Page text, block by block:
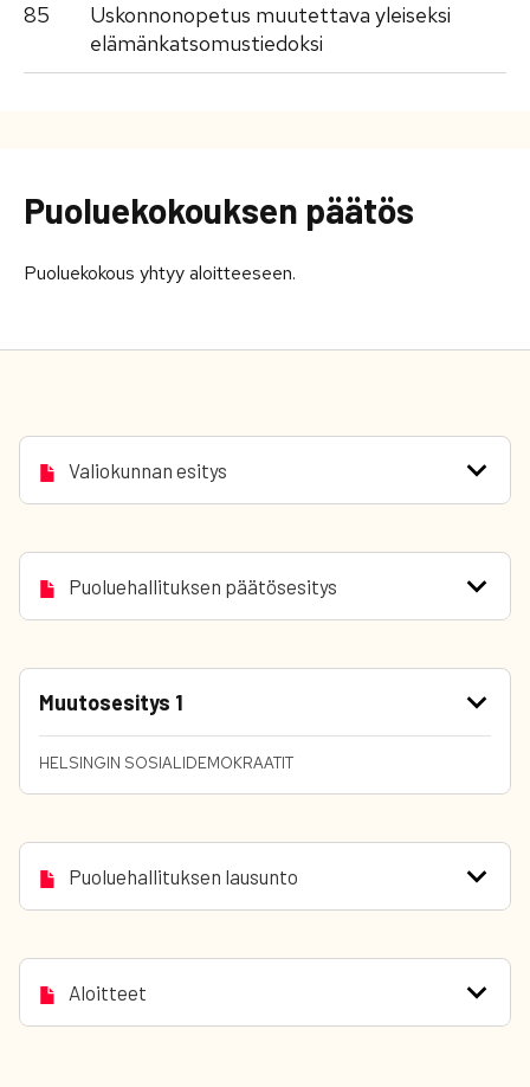
85
Uskonnonopetus muutettava yleiseksi
elämänkatsomustiedoksi
Puoluekokouksen päätös
Puoluekokous yhtyy aloitteeseen.
Valiokunnan esitys
Puoluehallituksen päätösesitys
Muutosesitys 1
HELSINGIN SOSIALIDEMOKRAATIT
Puoluehallituksen lausunto
Aloitteet